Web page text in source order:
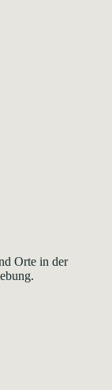
Orte in der